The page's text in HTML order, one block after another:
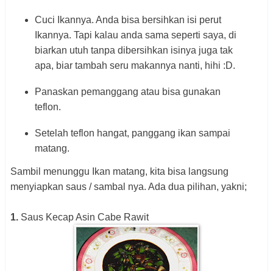
Cuci Ikannya. Anda bisa bersihkan isi perut
Ikannya. Tapi kalau anda sama seperti saya, di
biarkan utuh tanpa dibersihkan isinya juga tak
apa, biar tambah seru makannya nanti, hihi :D.
Panaskan pemanggang atau bisa gunakan
teflon.
Setelah teflon hangat, panggang ikan sampai
matang.
Sambil menunggu Ikan matang, kita bisa langsung
menyiapkan saus / sambal nya. Ada dua pilihan, yakni;
1. Saus Kecap Asin Cabe Rawit